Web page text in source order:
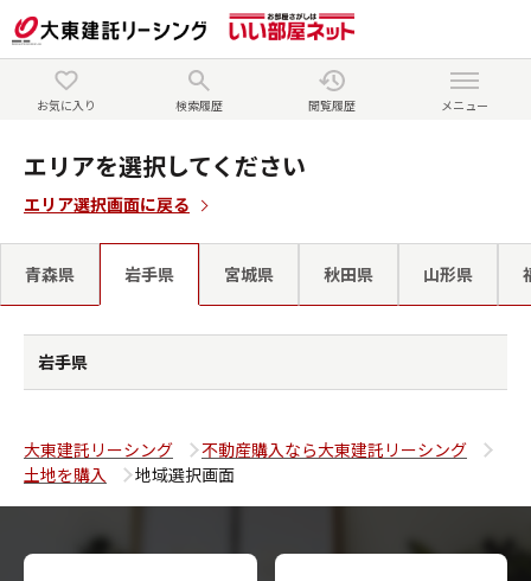
お気に入り 検索履歴 閲覧履歴 メニュー
エリアを選択してください
エリア選択画面に戻る
青森県 岩手県 宮城県 秋田県 山形県
岩手県
大東建託リーシング
不動産購入なら大東建託リーシング
土地を購入
地域選択画面